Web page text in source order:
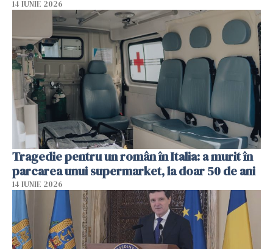
14 IUNIE 2026
Tragedie pentru un român în Italia: a murit în
parcarea unui supermarket, la doar 50 de ani
14 IUNIE 2026